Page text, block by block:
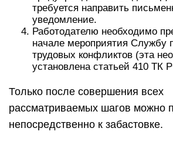
требуется направить
уведомление.
Работодателю необходимо
начале мероприятия Службу
трудовых конфликтов (эта
установлена статьей 410 ТК
Только после совершения всех
рассматриваемых шагов можно
непосредственно к забастовке.